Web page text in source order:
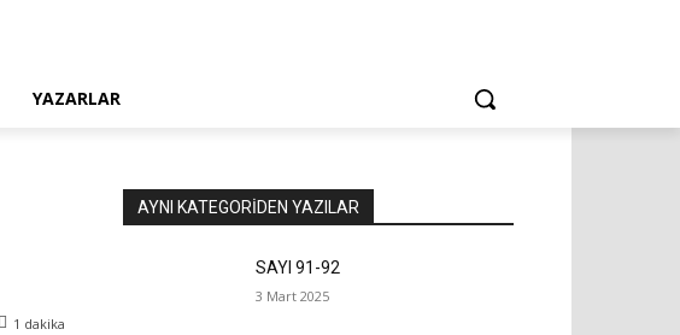
YAZARLAR
1 dakika
AYNI KATEGORIDEN YAZILAR
SAYI 91-92
3 Mart 2025